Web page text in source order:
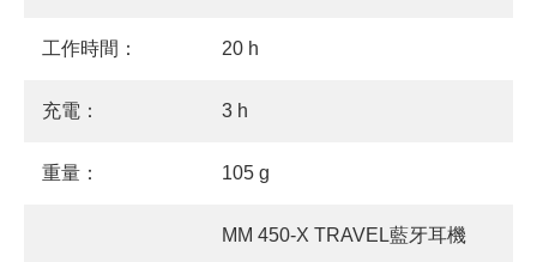
工作時間： 20 h
充電： 3 h
重量： 105 g
MM 450-X TRAVEL藍牙耳機